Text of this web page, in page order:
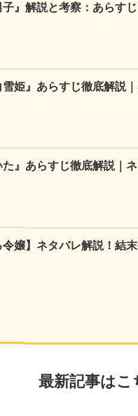
子』解説と考察：あらす
雪姫』あらすじ徹底解説
た』あらすじ徹底解説｜
令嬢】ネタバレ解説！結
最新記事はこ